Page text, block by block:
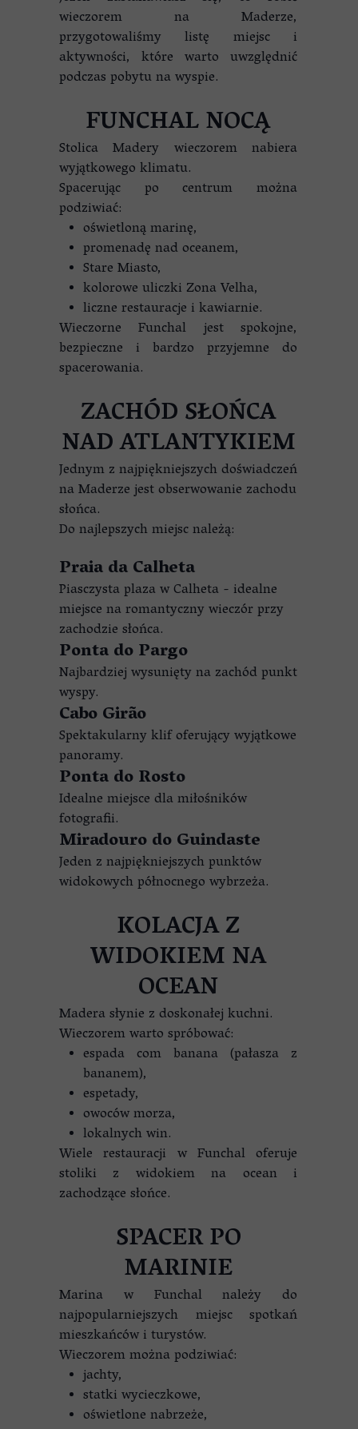
wieczorem na Maderze,
przygotowaliśmy listę miejsc i
aktywności, które warto uwzględnić
podczas pobytu na wyspie.
FUNCHAL NOCĄ
Stolica Madery wieczorem nabiera
wyjątkowego klimatu.
Spacerując po centrum można
podziwiać:
oświetloną marinę,
promenadę nad oceanem,
Stare Miasto,
kolorowe uliczki Zona Velha,
liczne restauracje i kawiarnie.
Wieczorne Funchal jest spokojne,
bezpieczne i bardzo przyjemne do
spacerowania.
ZACHÓD SŁOŃCA
NAD ATLANTYKIEM
Jednym z najpiękniejszych doświadczeń
na Maderze jest obserwowanie zachodu
słońca.
Do najlepszych miejsc należą:
Praia da Calheta
Piasczysta plaza w Calheta - idealne
miejsce na romantyczny wieczór przy
zachodzie słońca.
Ponta do Pargo
Najbardziej wysunięty na zachód punkt
wyspy.
Cabo Girão
Spektakularny klif oferujący wyjątkowe
panoramy.
Ponta do Rosto
Idealne miejsce dla miłośników
fotografii.
Miradouro do Guindaste
Jeden z najpiękniejszych punktów
widokowych północnego wybrzeża.
KOLACJA Z
WIDOKIEM NA
OCEAN
Madera słynie z doskonałej kuchni.
Wieczorem warto spróbować:
espada com banana (pałasza z
bananem),
espetady,
owoców morza,
lokalnych win.
Wiele restauracji w Funchal oferuje
stoliki z widokiem na ocean i
zachodzące słońce.
SPACER PO
MARINIE
Marina w Funchal należy do
najpopularniejszych miejsc spotkań
mieszkańców i turystów.
Wieczorem można podziwiać:
jachty,
statki wycieczkowe,
oświetlone nabrzeże,